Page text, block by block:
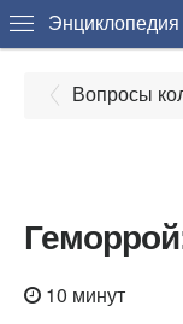
Энциклопедия
Вопросы
10 минут